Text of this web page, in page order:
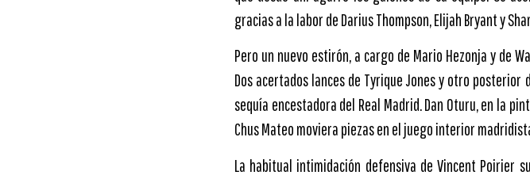
gracias a la labor de Darius Thompson, Elijah Bryant y
Pero un nuevo estirón, a cargo de Mario Hezonja y de
Dos acertados lances de Tyrique Jones y otro
sequía encestadora del Real Madrid. Dan Oturu, en la
Chus Mateo moviera piezas en el juego interior
La habitual intimidación defensiva de Vincent Poirier